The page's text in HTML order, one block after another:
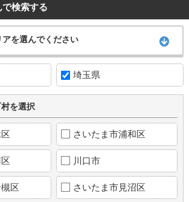
で検索する
アを選んでください
埼玉県
を選択
さいたま市浦和区
川口市
区 さいたま市見沼区